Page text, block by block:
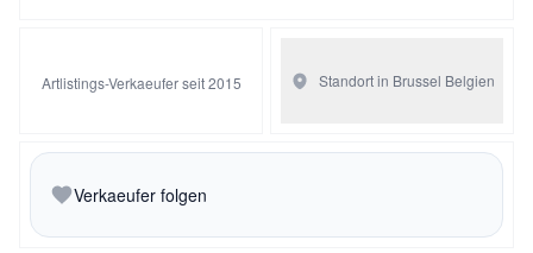
Artlistings-Verkaeufer seit 2015 Standort in Brussel Belgien
Verkaeufer folgen